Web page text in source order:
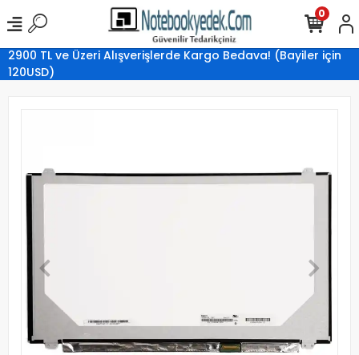
2900 TL ve Üzeri Alışverişlerde Kargo Bedava! (Bayiler için
120USD)
0